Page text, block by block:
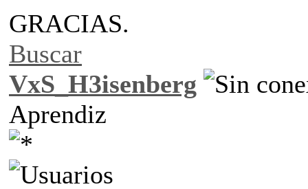
GRACIAS.
Buscar
VxS_H3isenberg
Aprendiz